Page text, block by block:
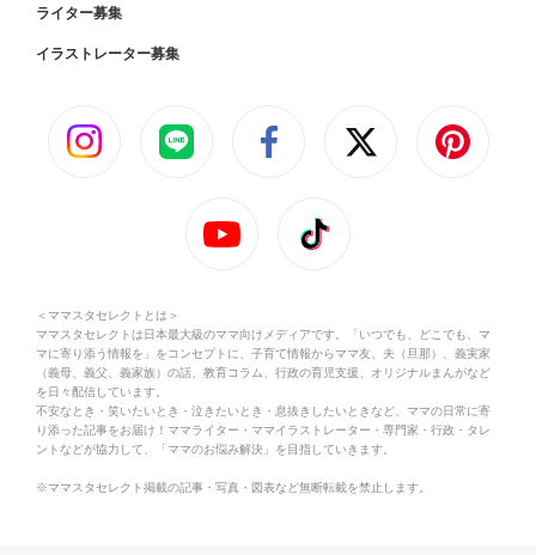
ライター募集
イラストレーター募集
＜ママスタセレクトとは＞
ママスタセレクトは日本最大級のママ向けメディアです。「いつでも、どこでも、マ
マに寄り添う情報を」をコンセプトに、子育て情報からママ友、夫（旦那）、義実家
（義母、義父、義家族）の話、教育コラム、行政の育児支援、オリジナルまんがなど
を日々配信しています。
不安なとき・笑いたいとき・泣きたいとき・息抜きしたいときなど、ママの日常に寄
り添った記事をお届け！ママライター・ママイラストレーター・専門家・行政・タレ
ントなどが協力して、「ママのお悩み解決」を目指していきます。
※ママスタセレクト掲載の記事・写真・図表など無断転載を禁止します。